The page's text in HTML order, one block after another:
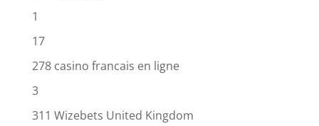
1
17
278 casino francais en ligne
3
311 Wizebets United Kingdom